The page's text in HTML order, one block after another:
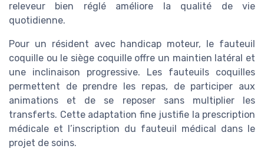
releveur bien réglé améliore la qualité de vie
quotidienne.
Pour un résident avec handicap moteur, le fauteuil
coquille ou le siège coquille offre un maintien latéral et
une inclinaison progressive. Les fauteuils coquilles
permettent de prendre les repas, de participer aux
animations et de se reposer sans multiplier les
transferts. Cette adaptation fine justifie la prescription
médicale et l’inscription du fauteuil médical dans le
projet de soins.